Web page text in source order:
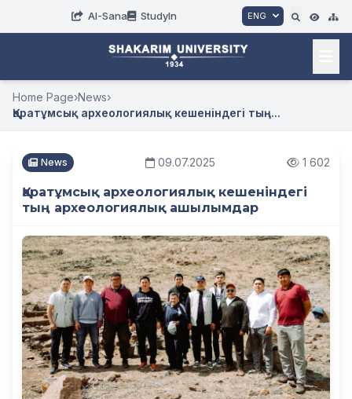
AI-Sana StudyIn ENG
Home Page›News›
Қаратұмсық археологиялық кешеніндегі тың...
News 09.07.2025 1 602
Қаратұмсық археологиялық кешеніндегі
тың археологиялық ашылымдар